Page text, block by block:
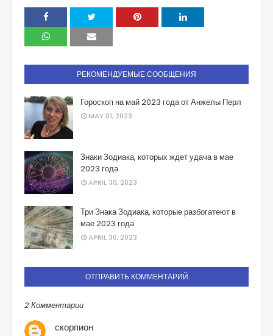
РЕКОМЕНДУЕМЫЕ СООБЩЕНИЯ
Гороскоп на май 2023 года от Анжелы Перл
MAY 01, 2023
Знаки Зодиака, которых ждет удача в мае
2023 года
APRIL 30, 2023
Три Знака Зодиака, которые разбогатеют в
мае 2023 года
APRIL 30, 2023
ОТПРАВИТЬ КОММЕНТАРИЙ
2 Комментарии
скорпион